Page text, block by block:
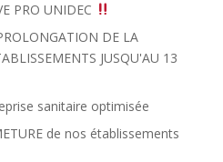
PRO UNIDEC
DE LA
JUSQU'AU 13
sanitaire optimisée
de nos établissements